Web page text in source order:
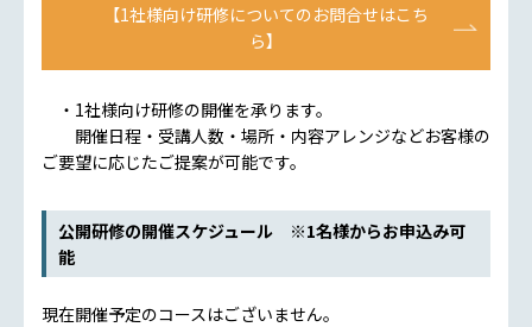
【1社様向け研修についてのお問合せはこち
ら】
・1社様向け研修の開催を承ります。
開催日程・受講人数・場所・内容アレンジなどお客様の
ご要望に応じたご提案が可能です。
公開研修の開催スケジュール ※1名様からお申込み可
能
現在開催予定のコースはございません。